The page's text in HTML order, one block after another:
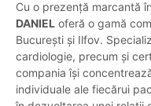
Cu o prezență marcantă
DANIEL oferă o gamă
București și Ilfov.
cardiologie, precum și
compania își
individuale ale fiecărui